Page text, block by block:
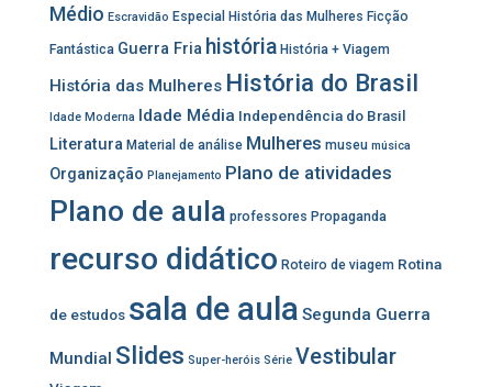
Médio Escravidão Especial História das Mulheres Ficção
Fantástica Guerra Fria história História + Viagem
História das Mulheres História do Brasil
Idade Moderna Idade Média Independência do Brasil
Literatura Material de análise Mulheres museu música
Organização Planejamento Plano de atividades
Plano de aula professores Propaganda
recurso didático Roteiro de viagem Rotina
de estudos sala de aula Segunda Guerra
Mundial Slides Super-heróis Série Vestibular